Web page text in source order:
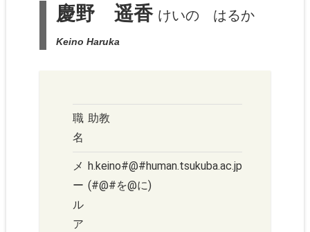
慶野 遥香 けいの はるか
Keino Haruka
職
名
助教
メ
ー
ル
ア
h.keino#@#human.tsukuba.ac.jp
(#@#を@に)